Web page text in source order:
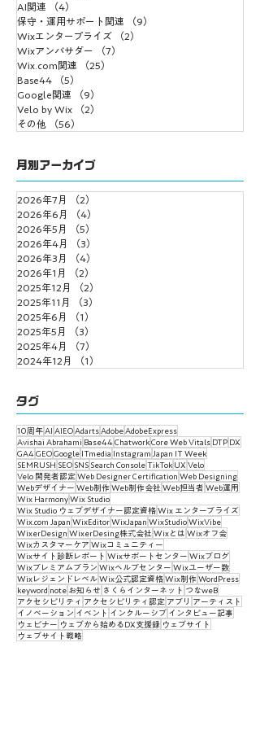
AI関連
（4）
保守・運用サポート関連
（9）
Wixエンタープライズ
（2）
Wixアンバサダー
（7）
Wix.com関連
（25）
Base44
（5）
Google関連
（9）
Velo by Wix
（2）
その他
（56）
月別アーカイブ
2026年7月 （2）
2026年6月
（4）
2026年5月
（5）
2026年4月
（3）
2026年3月
（4）
2026年1月
（2）
2025年12月
（2）
2025年11月
（3）
2025年6月
（1）
2025年5月
（3）
2025年4月
（7）
2024年12月
（1）
タグ
10周年 AI AIEO Adarts Adobe AdobeExpress
Avishai Abrahami Base44 Chatwork Core Web Vitals DTP DX
GA4 GEO Google ITmedia Instagram Japan IT Week
SEMRUSH SEO SNS Search Console TikTok UX Velo
Velo 開発者認定 Web Designer Certification Web Designing
Webデザイナー Web制作 Web制作会社 Web担当者 Web運用
Wix Harmony Wix Studio
Wix Studio ウェブデザイナー認定資格 Wix エンタープライズ
Wix.com Japan WixEditor WixJapan WixStudio WixVibe
WixerDesign WixerDesing株式会社 Wixとは Wixオフ会
Wixカスタマーケア Wixコミュニティー
Wixサイト診断レポート Wixサポートセンター Wixブログ
Wixプレミアムプラン Wixヘルプセンター Wixユーザー数
Wixレジェンドレベル Wix公式認定資格 Wix制作 WordPress
keyword note お知らせ さくらインターネット つなweB
アクセシビリティ アクセシビリティ認定 アプリ アーティスト
イノベーション イベント インクルーシブ インタビュー記事
ウェビナー ウェブから始めるDX支援録 ウェブサイト
ウェブサイト戦略